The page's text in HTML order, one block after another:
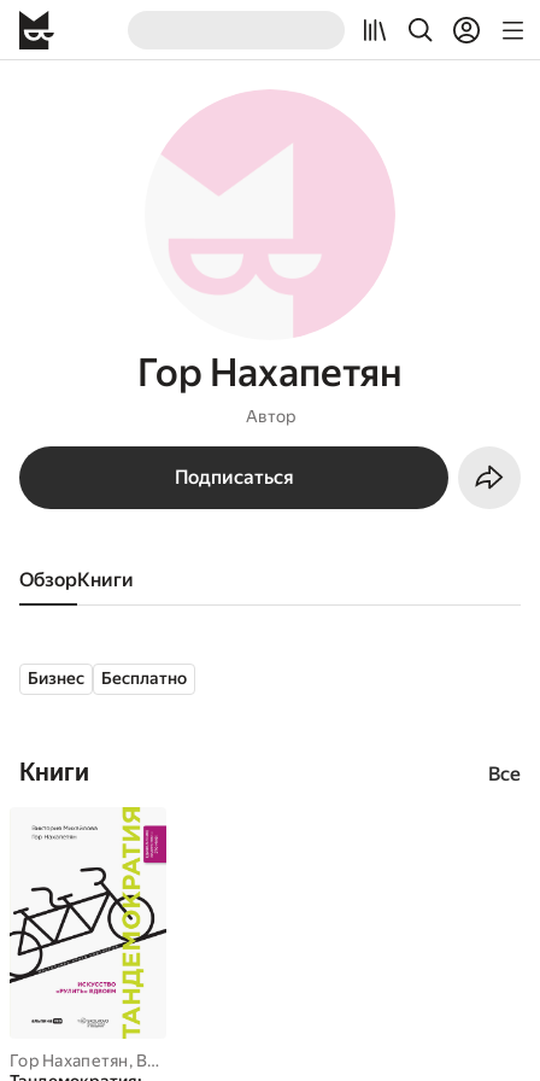
Гор Нахапетян
Автор
Подписаться
Обзор книги
Бизнес Бесплатно
Книги Все
Гор Нахапетян, Виктория Михайлова